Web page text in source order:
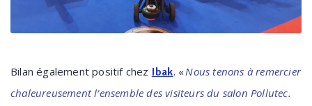
Bilan également positif chez Ibak. «Nous tenons à remercier
chaleureusement l‘ensemble des visiteurs du salon Pollutec.